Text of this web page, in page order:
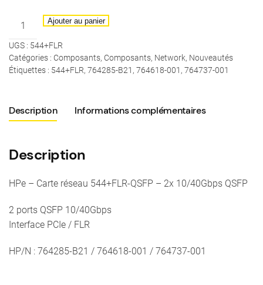
quantité
HPe
-
Carte
544+FLR-
QSFP
QSFP
HP/N
764285-
B21
Ajouter au panier
UGS : 544+FLR
Catégories : Composants, Composants, Network, Nouveautés
Étiquettes : 544+FLR, 764285-B21 , 764618-001 , 764737-001
Description Informations complémentaires
Description
HPe – Carte réseau 544+FLR-QSFP – 2x 10/40Gbps QSFP
2 ports QSFP 10/40Gbps
Interface PCIe / FLR
HP/N : 764285-B21 / 764618-001 / 764737-001